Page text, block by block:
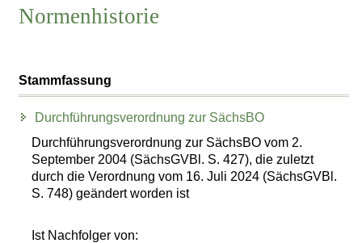
Normenhistorie
Stammfassung
Durchführungsverordnung zur SächsBO
Durchführungsverordnung zur SächsBO vom 2.
September 2004 (SächsGVBl. S. 427), die zuletzt
durch die Verordnung vom 16. Juli 2024 (SächsGVBl.
S. 748) geändert worden ist
Ist Nachfolger von: